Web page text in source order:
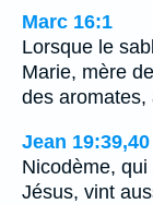
Marc 16:1
Lorsque le
Marie, mère
des aromates,
Jean 19:39,40
Nicodème,
Jésus, vint